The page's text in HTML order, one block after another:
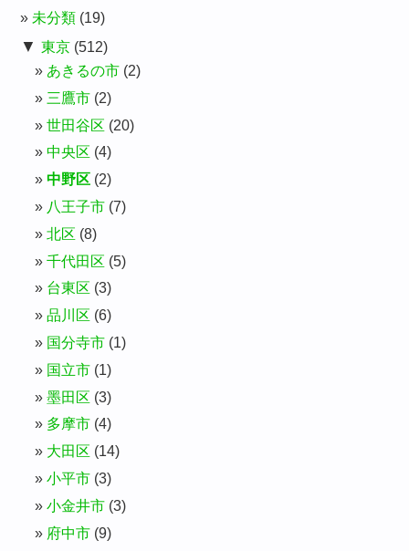
未分類 (19)
▼ 東京 (512)
あきるの市 (2)
三鷹市 (2)
世田谷区 (20)
中央区 (4)
中野区 (2)
八王子市 (7)
北区 (8)
千代田区 (5)
台東区 (3)
品川区 (6)
国分寺市 (1)
国立市 (1)
墨田区 (3)
多摩市 (4)
大田区 (14)
小平市 (3)
小金井市 (3)
府中市 (9)